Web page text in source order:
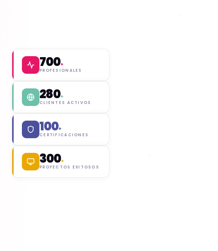
700+
PROFESIONALES
280+
CLIENTES ACTIVOS
100+
CERTIFICACIONES
300+
PROYECTOS EXITOSOS